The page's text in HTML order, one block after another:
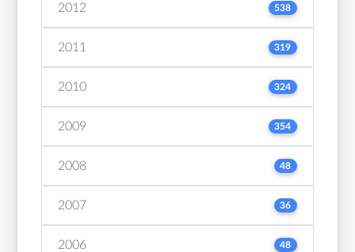
2012 538
2011 319
2010 324
2009 354
2008 48
2007 36
2006 48